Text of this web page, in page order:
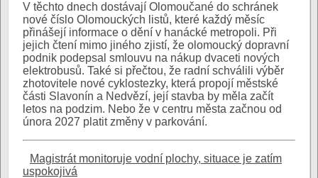
V těchto dnech dostávají Olomoučané do schránek
nové číslo Olomouckých listů, které každý měsíc
přinášejí informace o dění v hanácké metropoli. Při
jejich čtení mimo jiného zjistí, že olomoucký dopravní
podnik podepsal smlouvu na nákup dvaceti nových
elektrobusů. Také si přečtou, že radní schválili výběr
zhotovitele nové cyklostezky, která propojí městské
části Slavonín a Nedvězí, její stavba by měla začít
letos na podzim. Nebo že v centru města začnou od
února 2027 platit změny v parkování.
Magistrát monitoruje vodní plochy, situace je zatím
uspokojivá